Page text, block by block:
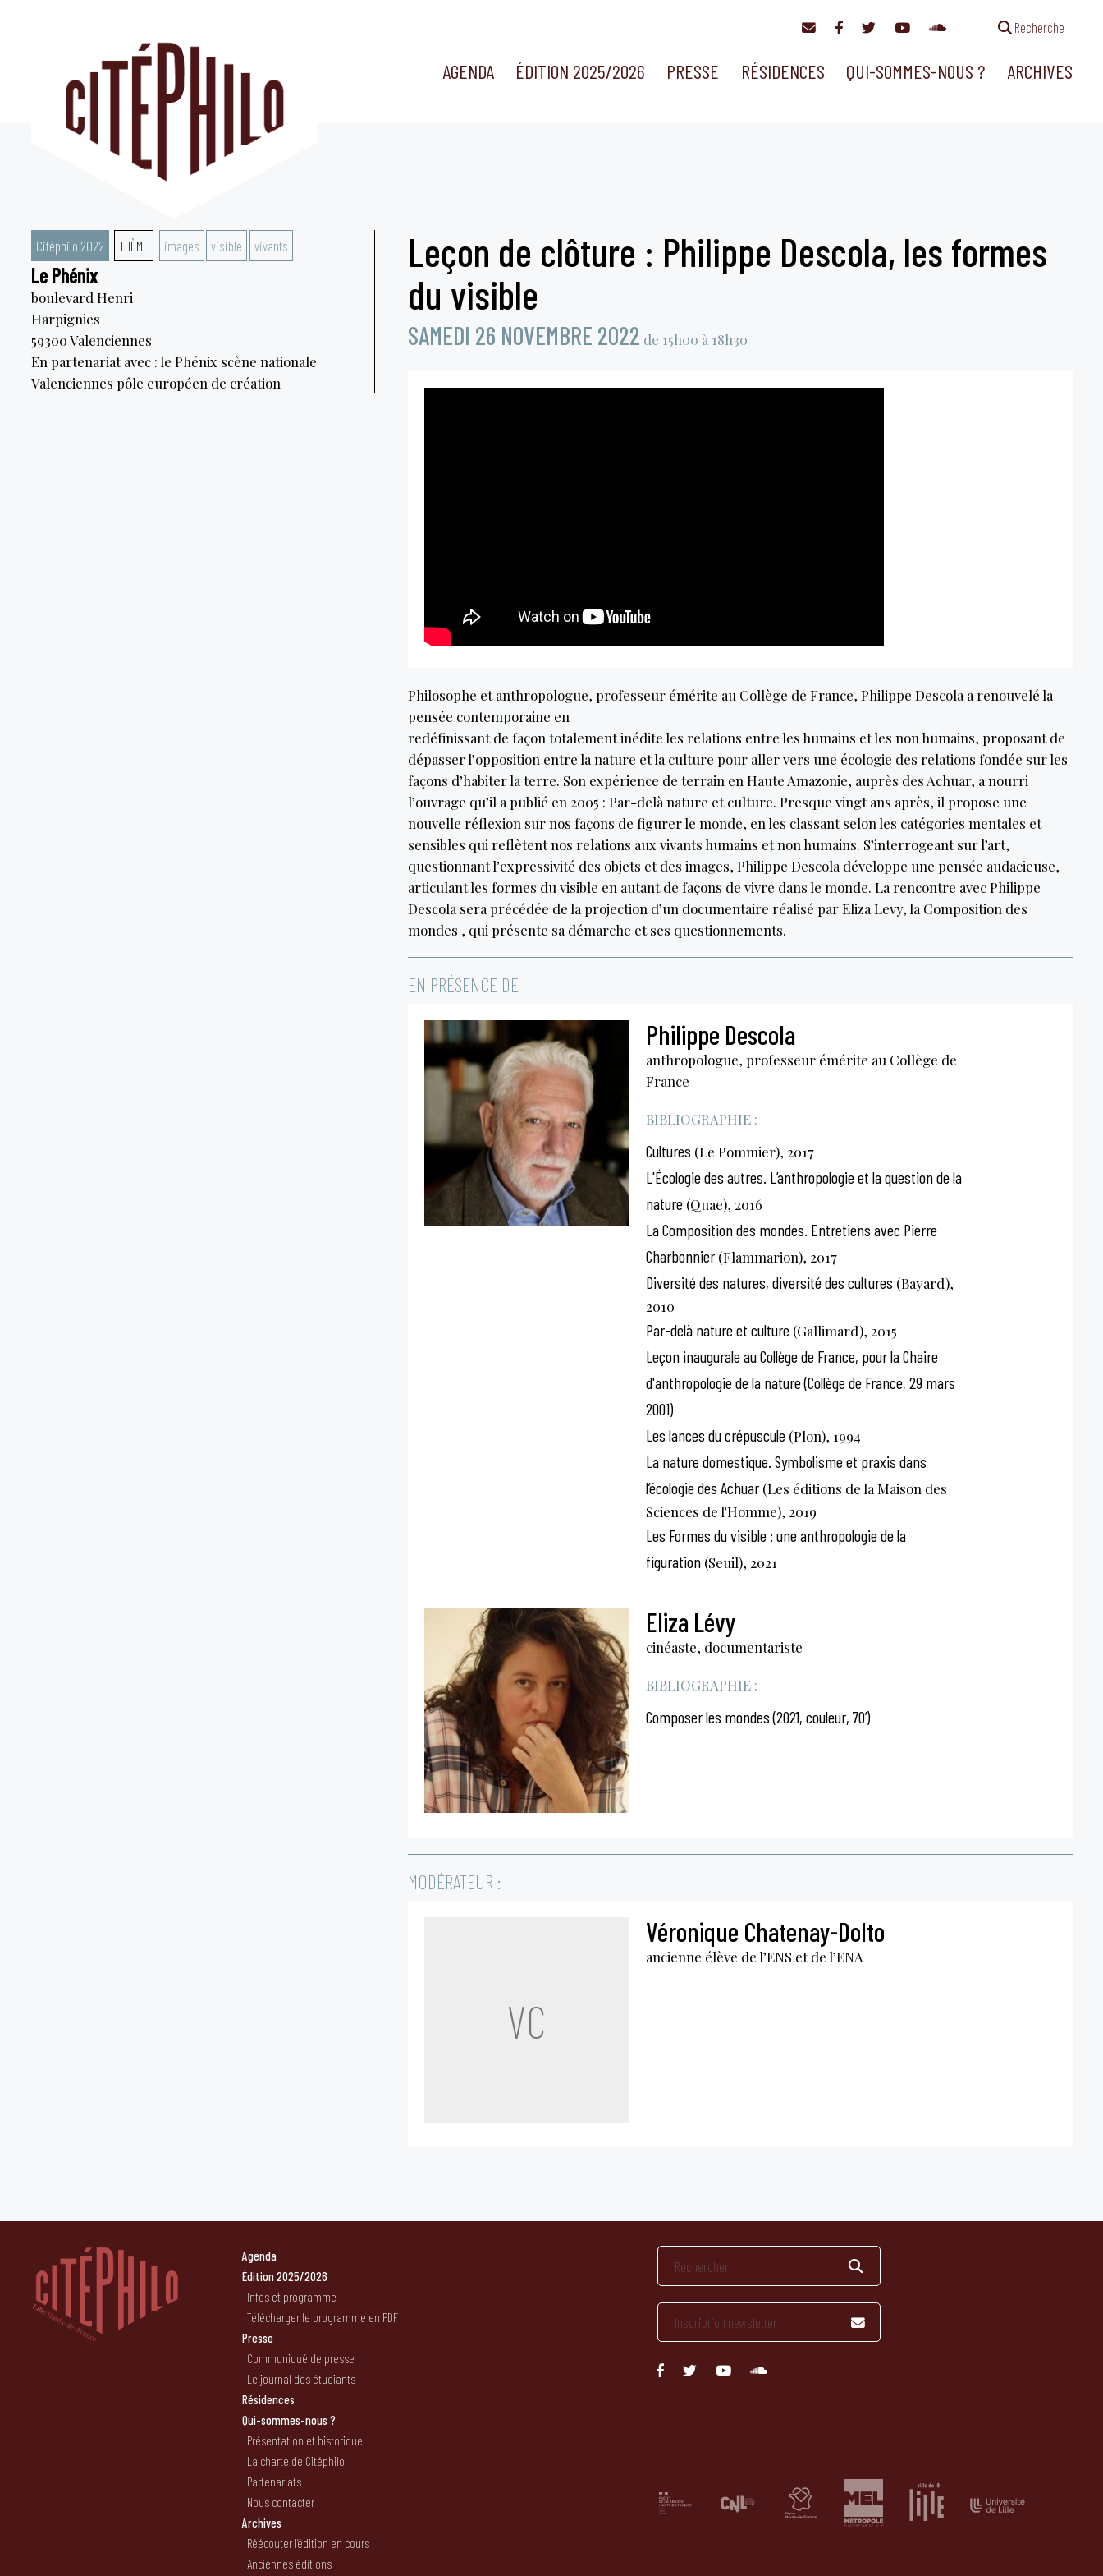
Recherche
AGENDA ÉDITION 2025/2026 PRESSE RÉSIDENCES QUI-SOMMES-NOUS ? ARCHIVES
Citéphilo 2022 THÈME images visible vivants
Le Phénix
boulevard Henri
Harpignies
59300Valenciennes
En partenariat avec : le Phénix scène nationale
Valenciennes pôle européen de création
Leçon de clôture : Philippe Descola, les formes
du visible
SAMEDI 26 NOVEMBRE 2022 de 15h00 à 18h30
Philosophe et anthropologue, professeur émérite au Collège de France, Philippe Descola a renouvelé la
pensée contemporaine en
redéfinissant de façon totalement inédite les relations entre les humains et les non humains, proposant de
dépasser l’opposition entre la nature et la culture pour aller vers une écologie des relations fondée sur les
façons d’habiter la terre. Son expérience de terrain en Haute Amazonie, auprès des Achuar, a nourri
l’ouvrage qu’il a publié en 2005 : Par-delà nature et culture. Presque vingt ans après, il propose une
nouvelle réflexion sur nos façons de figurer le monde, en les classant selon les catégories mentales et
sensibles qui reflètent nos relations aux vivants humains et non humains. S’interrogeant sur l’art,
questionnant l’expressivité des objets et des images, Philippe Descola développe une pensée audacieuse,
articulant les formes du visible en autant de façons de vivre dans le monde. La rencontre avec Philippe
Descola sera précédée de la projection d’un documentaire réalisé par Eliza Levy, la Composition des
mondes , qui présente sa démarche et ses questionnements.
EN PRÉSENCE DE
Philippe Descola
anthropologue, professeur émérite au Collège de
France
BIBLIOGRAPHIE :
Cultures (Le Pommier), 2017
L'Écologie des autres. L’anthropologie et la question de la
nature(Quae), 2016
La Composition des mondes. Entretiens avec Pierre
Charbonnier(Flammarion), 2017
Diversité des natures, diversité des cultures (Bayard),
2010
Par-delà nature et culture(Gallimard), 2015
Leçon inaugurale au Collège de France, pour la Chaire
d'anthropologie de la nature (Collège de France, 29 mars
2001)
Les lances du crépuscule(Plon), 1994
La nature domestique. Symbolisme et praxis dans
l’écologie des Achuar(Les éditions de la Maison des
Sciences de l'Homme), 2019
Les Formes du visible : une anthropologie de la
figuration(Seuil), 2021
Eliza Lévy
cinéaste, documentariste
BIBLIOGRAPHIE :
Composer les mondes (2021, couleur, 70’)
MODÉRATEUR :
VC
Véronique Chatenay-Dolto
ancienne élève de l’ENS et de l’ENA
Agenda
Édition 2025/2026
Infos et programme
Télécharger le programme en PDF
Presse
Communiqué de presse
Le journal des étudiants
Résidences
Qui-sommes-nous ?
Présentation et historique
La charte de Citéphilo
Partenariats
Nous contacter
Archives
Réécouter l’édition en cours
Anciennes éditions